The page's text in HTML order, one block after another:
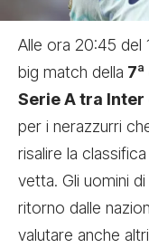
Alle ora 20:45 del
big match della
Serie A tra Inter
per i nerazzurri
risalire la
vetta. Gli uomini
ritorno dalle
valutare anche